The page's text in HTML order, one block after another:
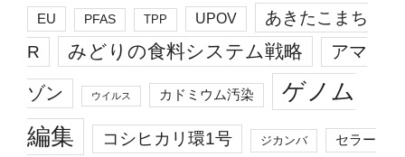
EU PFAS TPP UPOV
あきたこまち
R
みどりの食料システム戦略 アマ
ゾン ウイルス カドミウム汚染
ゲノム
編集
コシヒカリ環1号 ジカンバ セラー